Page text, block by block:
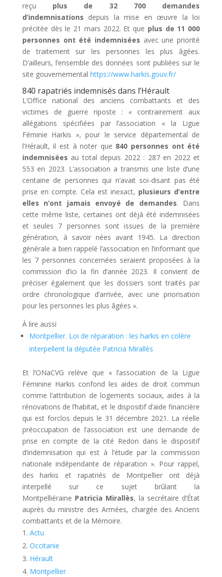
reçu plus de 32 700 demandes
d’indemnisations depuis la mise en œuvre la loi
précitée dès le 21 mars 2022. Et que plus de 11 000
personnes ont été indemnisées avec une priorité
de traitement sur les personnes les plus âgées.
D’ailleurs, l’ensemble des données sont publiées sur le
site gouvernemental https://www.harkis.gouv.fr/
840 rapatriés indemnisés dans l’Hérault
L’Office national des anciens combattants et des
victimes de guerre riposte : « contrairement aux
allégations spécifiées par l’association « la Ligue
Féminie Harkis », pour le service départemental de
l’Hérault, il est à noter que 840 personnes ont été
indemnisées au total depuis 2022 : 287 en 2022 et
553 en 2023. L’association a transmis une liste d’une
centaine de personnes qui n’avait soi-disant pas été
prise en compte. Cela est inexact, plusieurs d’entre
elles n’ont jamais envoyé de demandes. Dans
cette même liste, certaines ont déjà été indemnisées
et seules 7 personnes sont issues de la première
génération, à savoir nées avant 1945. La direction
générale a bien rappelé l’association en l’informant que
les 7 personnes concernées seraient proposées à la
commission d’ici la fin d’année 2023. Il convient de
préciser également que les dossiers sont traités par
ordre chronologique d’arrivée, avec une priorisation
pour les personnes les plus âgées ».
À lire aussi
Montpellier. Loi de réparation : les harkis en colère
interpellent la députée Patricia Mirallès
Et l’ONaCVG relève que « l’association de la Ligue
Féminine Harkis confond les aides de droit commun
comme l’attribution de logements sociaux, aides à la
rénovations de l’habitat, et le dispositif d’aide financière
qui est forclos depuis le 31 décembre 2021. La réelle
préoccupation de l’association est une demande de
prise en compte de la cité Redon dans le dispositif
d’indemnisation qui est à l’étude par la commission
nationale indépendante de réparation ». Pour rappel,
des harkis et rapatriés de Montpellier ont déjà
interpellé sur ce sujet brûlant la
Montpelliéraine Patricia Mirallès, la secrétaire d’État
auprès du ministre des Armées, chargée des Anciens
combattants et de la Mémoire.
Actu
Occitanie
Hérault
Montpellier